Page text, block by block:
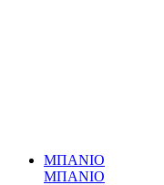
ΜΠΑΝΙΟ
ΜΠΑΝΙΟ